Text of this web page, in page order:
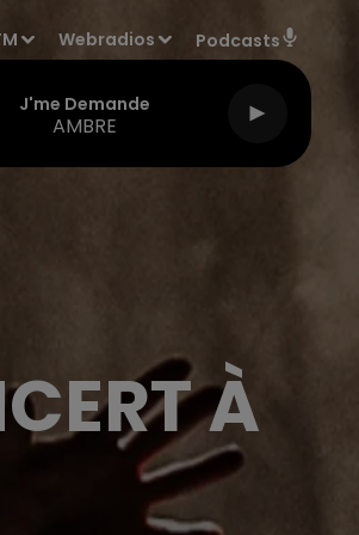
Webradios Podcasts
J'me Demande
AMBRE
À